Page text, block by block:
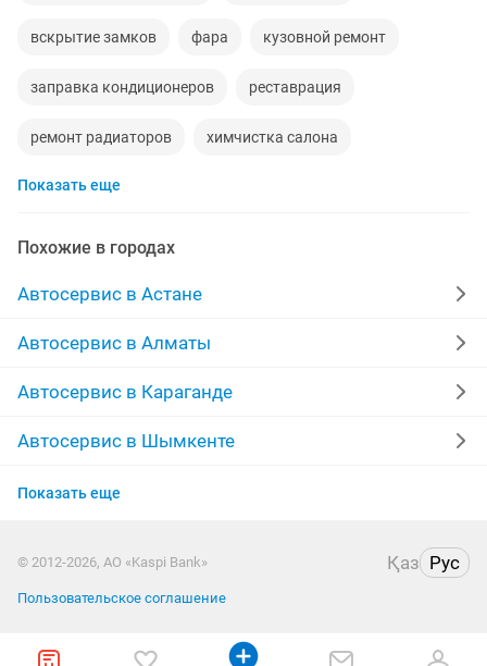
вскрытие замков фара кузовной ремонт
заправка кондиционеров реставрация
ремонт радиаторов химчистка салона
химчистка
стекол автоуслуги
аргонная сварка вскрытие
вождение замена замков
заправка автокондиционеров
легковые автомобили
детейлинг
Показать еще
Похожие в городах
Автосервис в Астане
Автосервис в Алматы
Автосервис в Караганде
Автосервис в Шымкенте
Автосервис в Усть-Каменогорске
Автосервис в Актау
Показать еще
© 2012-2026, АО «Kaspi Bank» Қаз Рус
Пользовательское соглашение